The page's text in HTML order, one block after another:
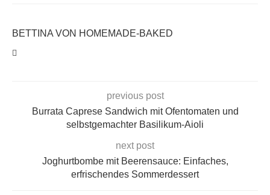
BETTINA VON HOMEMADE-BAKED
previous post
Burrata Caprese Sandwich mit Ofentomaten und
selbstgemachter Basilikum-Aioli
next post
Joghurtbombe mit Beerensauce: Einfaches,
erfrischendes Sommerdessert